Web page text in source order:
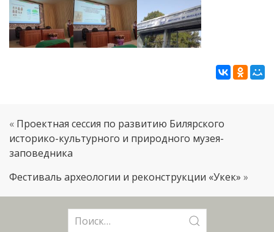
« Проектная сессия по развитию Билярского
историко-культурного и природного музея-
заповедника
Фестиваль археологии и реконструкции «Укек» »